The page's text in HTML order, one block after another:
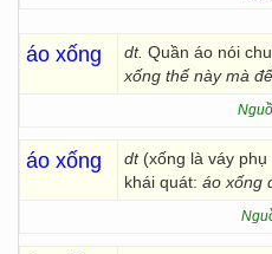
áo xống dt. Quần áo nói
xống thế này mà
áo xống dt (xống là váy
khái quát: áo xống